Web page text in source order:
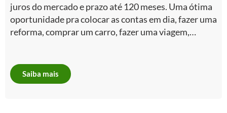
juros do mercado e prazo até 120 meses. Uma ótima
oportunidade pra colocar as contas em dia, fazer uma
reforma, comprar um carro, fazer uma viagem,…
Saiba mais